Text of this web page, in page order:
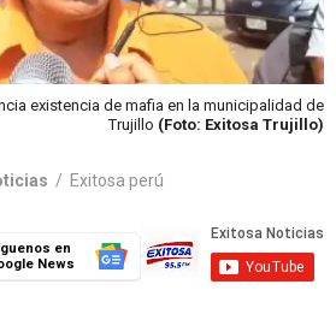
existencia de mafia en la municipalidad de
Trujillo (Foto: Exitosa Trujillo)
/ Exitosa perú
en
News